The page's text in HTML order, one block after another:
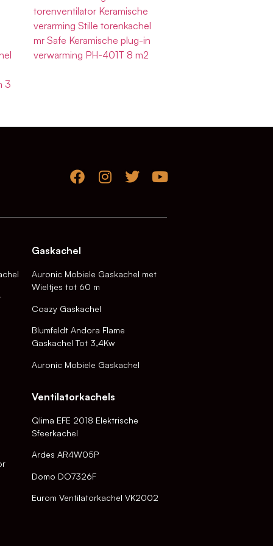
3
torenventilator Keramische
verarming Stille torenkachel
mr Safe Keramische plug-in
verwarming PH-401T 8 m2
Gaskachel
Auronic Mobiele Gaskachel met
Wieltjes tot 60 m
Coazy Gaskachel
Blumfeldt Andora Flame
Gaskachel Tot 3,4Kw
Auronic Mobiele Gaskachel
Ventilatorkachels
Qlima EFE 2018 Elektrische
Sfeerkachel
Ardes AR4W05P
Domo DO7326F
Eurom Ventilatorkachel VK2002